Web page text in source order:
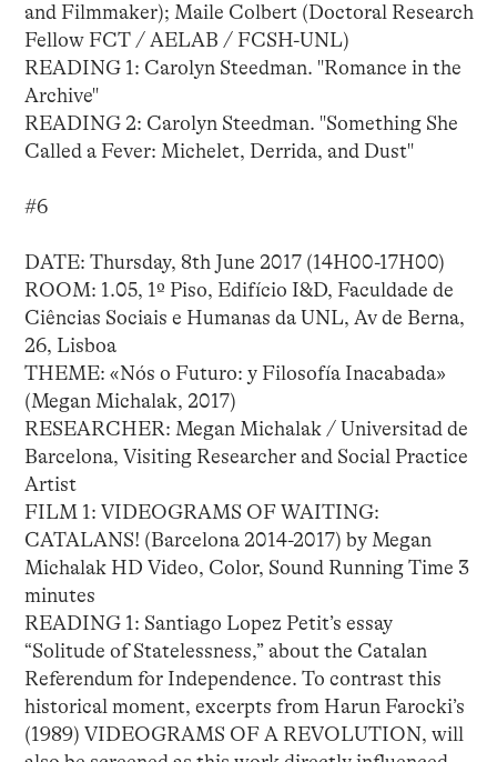
and Filmmaker); Maile Colbert (Doctoral Research
Fellow FCT / AELAB / FCSH-UNL)
READING 1: Carolyn Steedman. "Romance in the
Archive"
READING 2: Carolyn Steedman. "Something She
Called a Fever: Michelet, Derrida, and Dust"
#6
DATE: Thursday, 8th June 2017 (14H00-17H00)
ROOM: 1.05, 1º Piso, Edifício I&D, Faculdade de
Ciências Sociais e Humanas da UNL, Av de Berna,
26, Lisboa
THEME: «Nós o Futuro: y Filosofía Inacabada»
(Megan Michalak, 2017)
RESEARCHER: Megan Michalak / Universitad de
Barcelona, Visiting Researcher and Social Practice
Artist
FILM 1: VIDEOGRAMS OF WAITING:
CATALANS! (Barcelona 2014-2017) by Megan
Michalak HD Video, Color, Sound Running Time 3
minutes
READING 1: Santiago Lopez Petit’s essay
“Solitude of Statelessness,” about the Catalan
Referendum for Independence. To contrast this
historical moment, excerpts from Harun Farocki’s
(1989) VIDEOGRAMS OF A REVOLUTION, will